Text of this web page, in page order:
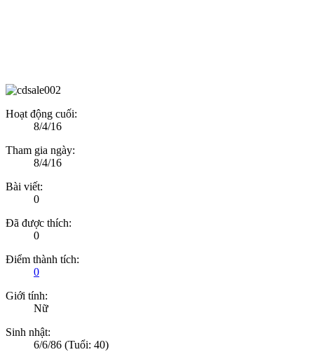
Hoạt động cuối:
8/4/16
Tham gia ngày:
8/4/16
Bài viết:
0
Đã được thích:
0
Điểm thành tích:
0
Giới tính:
Nữ
Sinh nhật:
6/6/86 (Tuổi: 40)